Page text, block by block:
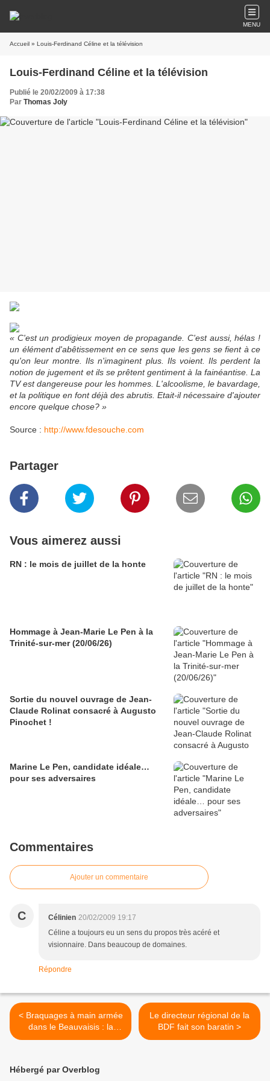
MENU
Accueil » Louis-Ferdinand Céline et la télévision
Louis-Ferdinand Céline et la télévision
Publié le 20/02/2009 à 17:38
Par Thomas Joly
« C'est un prodigieux moyen de propagande. C'est aussi, hélas !
un élément d'abêtissement en ce sens que les gens se fient à ce
qu'on leur montre. Ils n'imaginent plus. Ils voient. Ils perdent la
notion de jugement et ils se prêtent gentiment à la fainéantise. La
TV est dangereuse pour les hommes. L'alcoolisme, le bavardage,
et la politique en font déjà des abrutis. Etait-il nécessaire d'ajouter
encore quelque chose? »
Source : http://www.fdesouche.com
Partager
Vous aimerez aussi
RN : le mois de juillet de la honte
Hommage à Jean-Marie Le Pen à la
Trinité-sur-mer (20/06/26)
Sortie du nouvel ouvrage de Jean-
Claude Rolinat consacré à Augusto
Pinochet !
Marine Le Pen, candidate idéale…
pour ses adversaires
Commentaires
Ajouter un commentaire
C Célinien 20/02/2009 19:17
Céline a toujours eu un sens du propos très acéré et
visionnaire. Dans beaucoup de domaines.
Répondre
< Braquages à main armée
dans le Beauvaisis : la
racaille ne chôme pas !
Le directeur régional de la
BDF fait son baratin >
Hébergé par Overblog